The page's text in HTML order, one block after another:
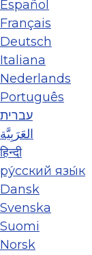
Español
Français
Deutsch
Italiana
Nederlands
Português
עברית
العَرَبِيَّة
हिन्दी
ру́сский язы́к
Dansk
Svenska
Suomi
Norsk